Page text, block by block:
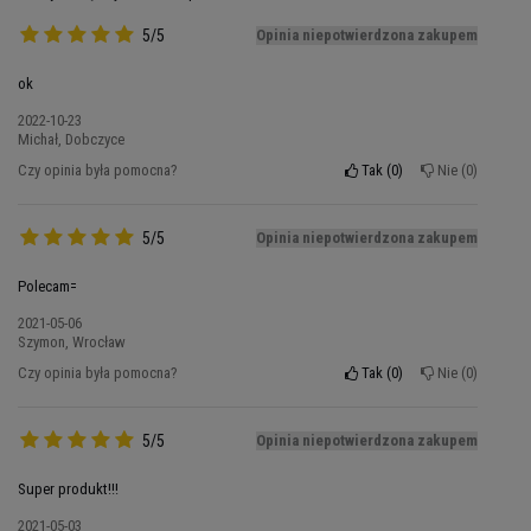
Porcja: 4 cap
Składniki HMB 1250 Mega Caps:
hydroksy-β-metylomaślan wapnia, substancja
substancja przeciwzbrylająca – sole magnezowe
kwasów tłuszczowych; kapsułka (składniki
otoczki – żelatyna, barwnik: E 171.
Ten produkt nie jest przeznaczony do
diagnozowania, leczenia lub zapobiegania
jakiejkolwiek chorobie.
Informacja żywieniowa:
1
β-hydroksy-β-metylomaślan
5/5 Opinia niepotwierdzona zakupem
ok
2022-10-23
Michał, Dobczyce
Czy opinia była pomocna?
Tak 0 Nie 0
5/5 Opinia niepotwierdzona zakupem
Polecam=
2021-05-06
Szymon, Wrocław
Czy opinia była pomocna?
Tak 0 Nie 0
5/5 Opinia niepotwierdzona zakupem
Super produkt!!!
2021-05-03